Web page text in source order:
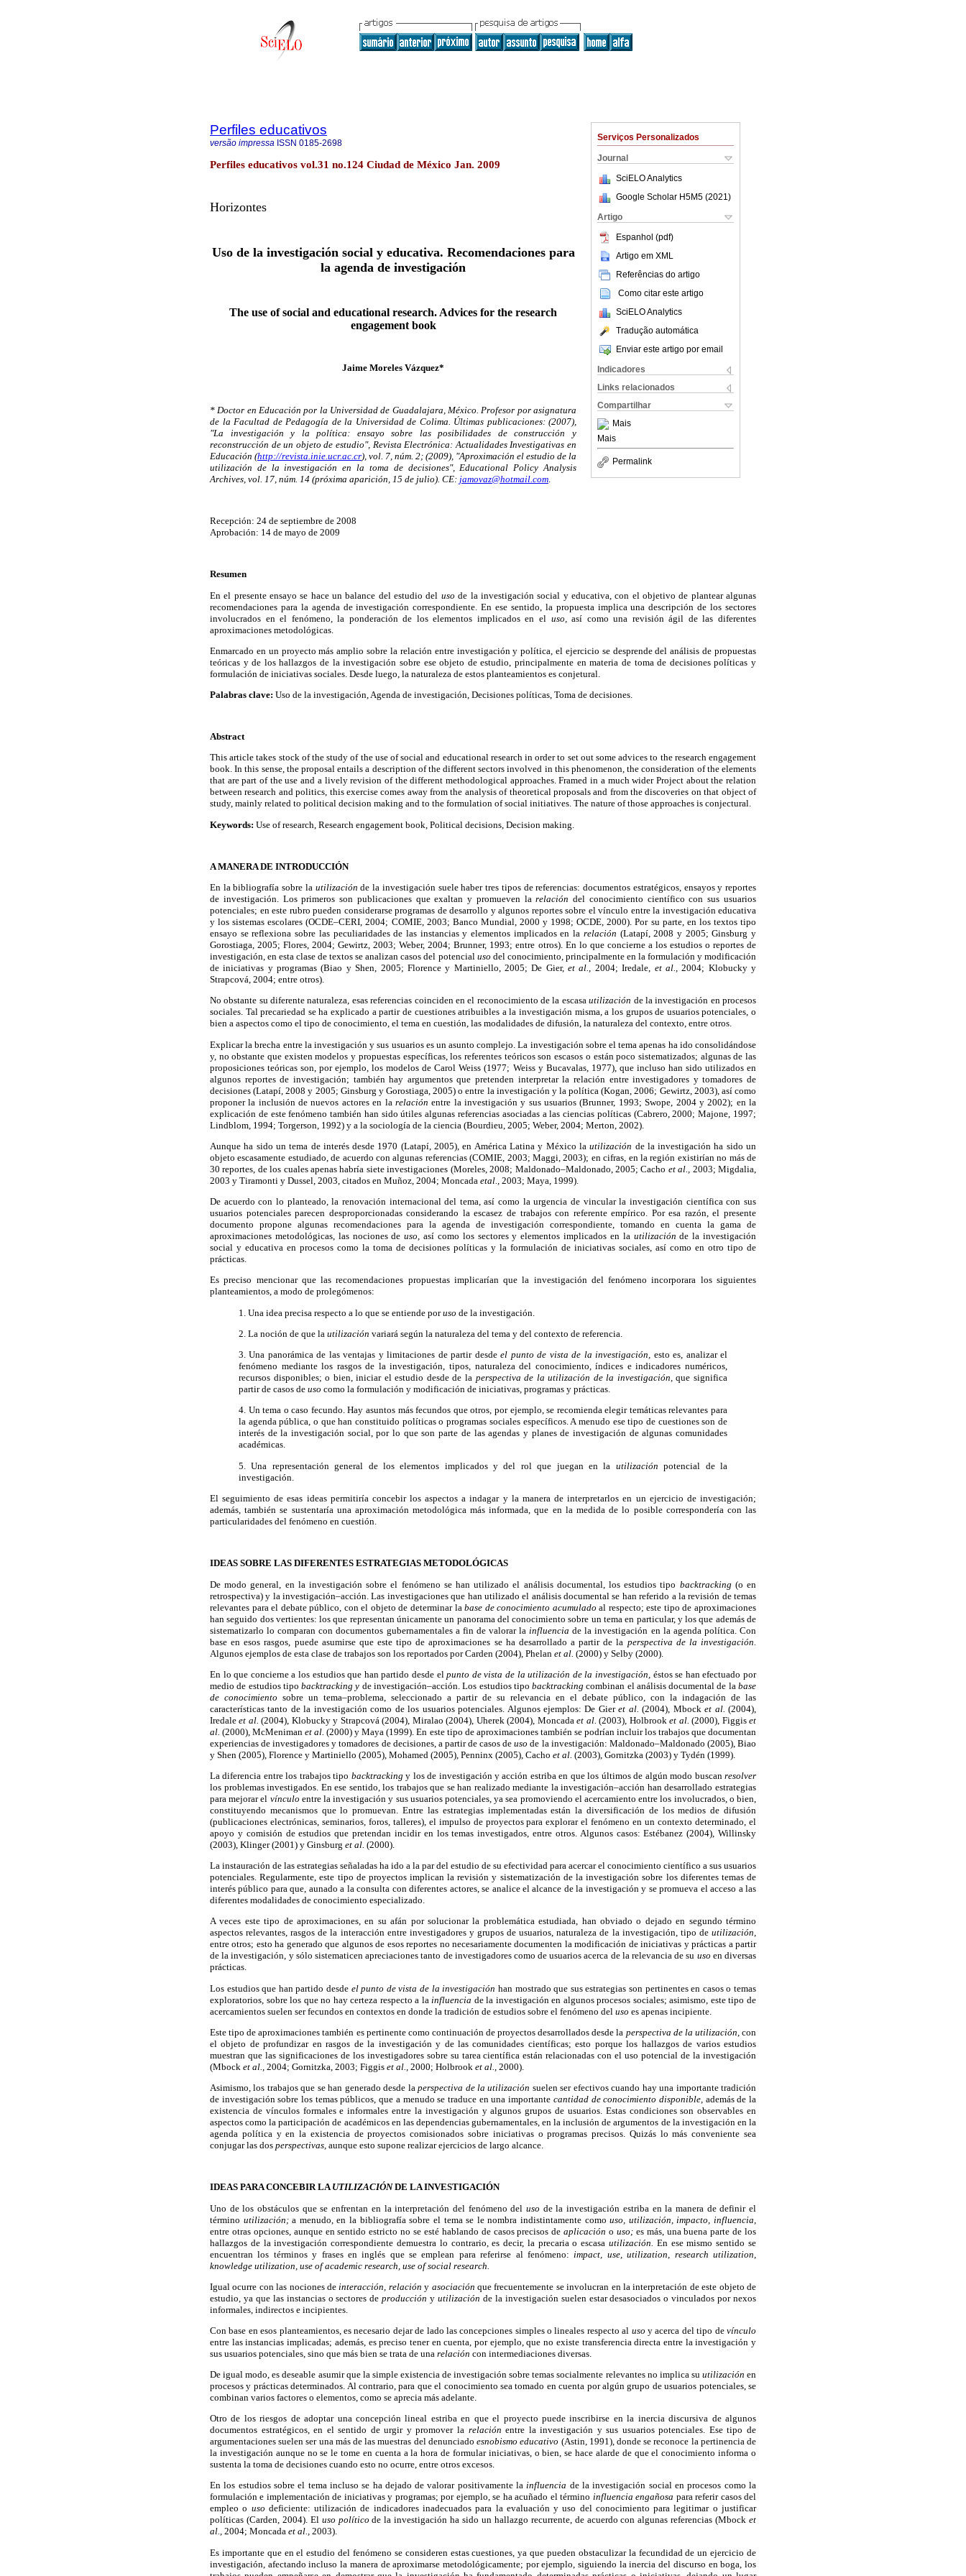
Serviços Personalizados
Journal
SciELO Analytics
Google Scholar H5M5 (2021 )
Artigo
Espanhol (pdf)
Artigo em XML
Referências do artigo
Como citar este artigo
SciELO Analytics
Tradução automática
Enviar este artigo por email
Indicadores
Links relacionados
Compartilhar
Mais
Mais
Permalink
Perfiles educativos
versão impressa ISSN 0185-2698
Perfiles educativos vol.31 no.124 Ciudad de México Jan. 2009
Horizontes
Uso de la investigación social y educativa. Recomendaciones para
la agenda de investigación
The use of social and educational research. Advices for the research
engagement book
Jaime Moreles Vázquez*
* Doctor en Educación por la Universidad de Guadalajara, México. Profesor por asignatura
de la Facultad de Pedagogía de la Universidad de Colima. Últimas publicaciones: (2007),
"La investigación y la política: ensayo sobre las posibilidades de construcción y
reconstrucción de un objeto de estudio", Revista Electrónica: Actualidades Investigativas en
Educación (http://revista.inie.ucr.ac.cr), vol. 7, núm. 2; (2009), "Aproximación el estudio de la
utilización de la investigación en la toma de decisiones", Educational Policy Analysis
Archives, vol. 17, núm. 14 (próxima aparición, 15 de julio). CE: jamovaz@hotmail.com
Recepción: 24 de septiembre de 2008
Aprobación: 14 de mayo de 2009
Resumen
En el presente ensayo se hace un balance del estudio del usode la investigación social y educativa, con el objetivo de plantear algunas
recomendaciones para la agenda de investigación correspondiente. En ese sentido, la propuesta implica una descripción de los sectores
involucrados en el fenómeno, la ponderación de los elementos implicados en el uso,así como una revisión ágil de las diferentes
aproximaciones metodológicas.
Enmarcado en un proyecto más amplio sobre la relación entre investigación y política, el ejercicio se desprende del análisis de propuestas
teóricas y de los hallazgos de la investigación sobre ese objeto de estudio, principalmente en materia de toma de decisiones políticas y
formulación de iniciativas sociales. Desde luego, la naturaleza de estos planteamientos es conjetural.
Palabras clave: Uso de la investigación, Agenda de investigación, Decisiones políticas, Toma de decisiones.
Abstract
This article takes stock of the study of the use of social and educational research in order to set out some advices to the research engagement
book. In this sense, the proposal entails a description of the different sectors involved in this phenomenon, the consideration of the elements
that are part of the use and a lively revision of the different methodological approaches. Framed in a much wider Project about the relation
between research and politics, this exercise comes away from the analysis of theoretical proposals and from the discoveries on that object of
study, mainly related to political decision making and to the formulation of social initiatives. The nature of those approaches is conjectural.
Keywords: Use of research, Research engagement book, Political decisions, Decision making.
A MANERA DE INTRODUCCIÓN
En la bibliografía sobre la utilizaciónde la investigación suele haber tres tipos de referencias: documentos estratégicos, ensayos y reportes
de investigación. Los primeros son publicaciones que exaltan y promueven larelacióndel conocimiento científico con sus usuarios
potenciales; en este rubro pueden considerarse programas de desarrollo y algunos reportes sobre el vínculo entre la investigación educativa
y los sistemas escolares (OCDE–CERI, 2004; COMIE, 2003; Banco Mundial, 2000 y 1998; OCDE, 2000). Por su parte, en los textos tipo
ensayo se reflexiona sobre las peculiaridades de las instancias y elementos implicados en la relación (Latapí, 2008 y 2005; Ginsburg y
Gorostiaga, 2005; Flores, 2004; Gewirtz, 2003; Weber, 2004; Brunner, 1993; entre otros). En lo que concierne a los estudios o reportes de
investigación, en esta clase de textos se analizan casos del potencial uso del conocimiento, principalmente en la formulación y modificación
de iniciativas y programas (Biao y Shen, 2005; Florence y Martiniello, 2005; De Gier,et al., 2004; Iredale, et al.,2004; Klobucky y
Strapcová, 2004; entre otros).
No obstante su diferente naturaleza, esas referencias coinciden en el reconocimiento de la escasautilización de la investigación en procesos
sociales. Tal precariedad se ha explicado a partir de cuestiones atribuibles a la investigación misma, a los grupos de usuarios potenciales, o
bien a aspectos como el tipo de conocimiento, el tema en cuestión, las modalidades de difusión, la naturaleza del contexto, entre otros.
Explicar la brecha entre la investigación y sus usuarios es un asunto complejo. La investigación sobre el tema apenas ha ido consolidándose
y, no obstante que existen modelos y propuestas específicas, los referentes teóricos son escasos o están poco sistematizados; algunas de las
proposiciones teóricas son, por ejemplo, los modelos de Carol Weiss (1977; Weiss y Bucavalas, 1977), que incluso han sido utilizados en
algunos reportes de investigación; también hay argumentos que pretenden interpretar la relación entre investigadores y tomadores de
decisiones (Latapí, 2008 y 2005; Ginsburg y Gorostiaga, 2005) o entre la investigación y la política (Kogan, 2006; Gewirtz, 2003), así como
proponer la inclusión de nuevos actores en la relaciónentre la investigación y sus usuarios (Brunner, 1993; Swope, 2004 y 2002); en la
explicación de este fenómeno también han sido útiles algunas referencias asociadas a las ciencias políticas (Cabrero, 2000; Majone, 1997;
Lindblom, 1994; Torgerson, 1992) y a la sociología de la ciencia (Bourdieu, 2005; Weber, 2004; Merton, 2002).
Aunque ha sido un tema de interés desde 1970 (Latapí, 2005), en América Latina y México lautilización de la investigación ha sido un
objeto escasamente estudiado, de acuerdo con algunas referencias (COMIE, 2003; Maggi, 2003); en cifras, en la región existirían no más de
30 reportes, de los cuales apenas habría siete investigaciones (Moreles, 2008; Maldonado–Maldonado, 2005; Cacho et al., 2003; Migdalia,
2003 y Tiramonti y Dussel, 2003, citados en Muñoz, 2004; Moncada etal., 2003; Maya, 1999).
De acuerdo con lo planteado, la renovación internacional del tema, así como la urgencia de vincular la investigación científica con sus
usuarios potenciales parecen desproporcionadas considerando la escasez de trabajos con referente empírico. Por esa razón, el presente
documento propone algunas recomendaciones para la agenda de investigación correspondiente, tomando en cuenta la gama de
aproximaciones metodológicas, las nociones deuso,así como los sectores y elementos implicados en la utilizaciónde la investigación
social y educativa en procesos como la toma de decisiones políticas y la formulación de iniciativas sociales, así como en otro tipo de
prácticas.
Es preciso mencionar que las recomendaciones propuestas implicarían que la investigación del fenómeno incorporara los siguientes
planteamientos, a modo de prolegómenos:
1. Una idea precisa respecto a lo que se entiende poruso de la investigación.
2. La noción de que la utilización variará según la naturaleza del tema y del contexto de referencia.
3. Una panorámica de las ventajas y limitaciones de partir desdeel punto de vista de la investigación, esto es, analizar el
fenómeno mediante los rasgos de la investigación, tipos, naturaleza del conocimiento, índices e indicadores numéricos,
recursos disponibles; o bien, iniciar el estudio desde de la perspectiva de la utilización de la investigación,que significa
partir de casos de uso como la formulación y modificación de iniciativas, programas y prácticas.
4. Un tema o caso fecundo. Hay asuntos más fecundos que otros, por ejemplo, se recomienda elegir temáticas relevantes para
la agenda pública, o que han constituido políticas o programas sociales específicos. A menudo ese tipo de cuestiones son de
interés de la investigación social, por lo que son parte de las agendas y planes de investigación de algunas comunidades
académicas.
5. Una representación general de los elementos implicados y del rol que juegan en la utilizaciónpotencial de la
investigación.
El seguimiento de esas ideas permitiría concebir los aspectos a indagar y la manera de interpretarlos en un ejercicio de investigación;
además, también se sustentaría una aproximación metodológica más informada, que en la medida de lo posible correspondería con las
particularidades del fenómeno en cuestión.
IDEAS SOBRE LAS DIFERENTES ESTRATEGIAS METODOLÓGICAS
De modo general, en la investigación sobre el fenómeno se han utilizado el análisis documental, los estudios tipo backtracking (o en
retrospectiva) y la investigación–acción. Las investigaciones que han utilizado el análisis documental se han referido a la revisión de temas
relevantes para el debate público, con el objeto de determinar labase de conocimiento acumuladoal respecto; este tipo de aproximaciones
han seguido dos vertientes: los que representan únicamente un panorama del conocimiento sobre un tema en particular, y los que además de
sistematizarlo lo comparan con documentos gubernamentales a fin de valorar la influenciade la investigación en la agenda política. Con
base en esos rasgos, puede asumirse que este tipo de aproximaciones se ha desarrollado a partir de la perspectiva de la investigación.
Algunos ejemplos de esta clase de trabajos son los reportados por Carden (2004), Phelan et al. (2000) y Selby (2000).
En lo que concierne a los estudios que han partido desde elpunto de vista de la utilización de la investigación, éstos se han efectuado por
medio de estudios tipobacktracking y de investigación–acción. Los estudios tipobacktrackingcombinan el análisis documental de labase
de conocimiento sobre un tema–problema, seleccionado a partir de su relevancia en el debate público, con la indagación de las
características tanto de la investigación como de los usuarios potenciales. Algunos ejemplos: De Gieret al.(2004), Mbocket al.(2004),
Iredaleet al.(2004), Klobucky y Strapcová (2004), Miralao (2004), Uherek (2004), Moncadaet al.(2003), Holbrooket al.(2000), Figgiset
al.(2000), McMenimanet al.(2000) y Maya (1999). En este tipo de aproximaciones también se podrían incluir los trabajos que documentan
experiencias de investigadores y tomadores de decisiones, a partir de casos deusode la investigación: Maldonado–Maldonado (2005), Biao
y Shen (2005), Florence y Martiniello (2005), Mohamed (2005), Penninx (2005), Cacho et al. (2003), Gornitzka (2003) y Tydén (1999).
La diferencia entre los trabajos tipo backtrackingy los de investigación y acción estriba en que los últimos de algún modo buscanresolver
los problemas investigados. En ese sentido, los trabajos que se han realizado mediante la investigación–acción han desarrollado estrategias
para mejorar el vínculo entre la investigación y sus usuarios potenciales, ya sea promoviendo el acercamiento entre los involucrados, o bien,
constituyendo mecanismos que lo promuevan. Entre las estrategias implementadas están la diversificación de los medios de difusión
(publicaciones electrónicas, seminarios, foros, talleres), el impulso de proyectos para explorar el fenómeno en un contexto determinado, el
apoyo y comisión de estudios que pretendan incidir en los temas investigados, entre otros. Algunos casos: Estébanez (2004), Willinsky
(2003), Klinger (2001) y Ginsburg et al. (2000).
La instauración de las estrategias señaladas ha ido a la par del estudio de su efectividad para acercar el conocimiento científico a sus usuarios
potenciales. Regularmente, este tipo de proyectos implican la revisión y sistematización de la investigación sobre los diferentes temas de
interés público para que, aunado a la consulta con diferentes actores, se analice el alcance de la investigación y se promueva el acceso a las
diferentes modalidades de conocimiento especializado.
A veces este tipo de aproximaciones, en su afán por solucionar la problemática estudiada, han obviado o dejado en segundo término
aspectos relevantes, rasgos de la interacción entre investigadores y grupos de usuarios, naturaleza de la investigación, tipo de utilización,
entre otros; esto ha generado que algunos de esos reportes no necesariamente documenten la modificación de iniciativas y prácticas a partir
de la investigación, y sólo sistematicen apreciaciones tanto de investigadores como de usuarios acerca de la relevancia de su uso en diversas
prácticas.
Los estudios que han partido desde el punto de vista de la investigación han mostrado que sus estrategias son pertinentes en casos o temas
exploratorios, sobre los que no hay certeza respecto a la influencia de la investigación en algunos procesos sociales; asimismo, este tipo de
acercamientos suelen ser fecundos en contextos en donde la tradición de estudios sobre el fenómeno del uso es apenas incipiente.
Este tipo de aproximaciones también es pertinente como continuación de proyectos desarrollados desde la perspectiva de la utilización,con
el objeto de profundizar en rasgos de la investigación y de las comunidades científicas; esto porque los hallazgos de varios estudios
muestran que las significaciones de los investigadores sobre su tarea científica están relacionadas con el uso potencial de la investigación
(Mbock et al., 2004; Gornitzka, 2003; Figgis et al., 2000; Holbrook et al., 2000).
Asimismo, los trabajos que se han generado desde laperspectiva de la utilización suelen ser efectivos cuando hay una importante tradición
de investigación sobre los temas públicos, que a menudo se traduce en una importante cantidad de conocimiento disponible, además de la
existencia de vínculos formales e informales entre la investigación y algunos grupos de usuarios. Estas condiciones son observables en
aspectos como la participación de académicos en las dependencias gubernamentales, en la inclusión de argumentos de la investigación en la
agenda política y en la existencia de proyectos comisionados sobre iniciativas o programas precisos. Quizás lo más conveniente sea
conjugar las dos perspectivas, aunque esto supone realizar ejercicios de largo alcance.
IDEAS PARA CONCEBIR LAUTILIZACIÓNDE LA INVESTIGACIÓN
Uno de los obstáculos que se enfrentan en la interpretación del fenómeno deluso de la investigación estriba en la manera de definir el
término utilización;a menudo, en la bibliografía sobre el tema se le nombra indistintamente comouso, utilización, impacto, influencia,
entre otras opciones, aunque en sentido estricto no se esté hablando de casos precisos deaplicación o uso; es más, una buena parte de los
hallazgos de la investigación correspondiente demuestra lo contrario, es decir, la precaria o escasautilización. En ese mismo sentido se
encuentran los términos y frases en inglés que se emplean para referirse al fenómeno: impact, use, utilization, research utilization,
knowledge utilization, use of academic research, use of social research.
Igual ocurre con las nociones de interacción, relacióny asociaciónque frecuentemente se involucran en la interpretación de este objeto de
estudio, ya que las instancias o sectores deproducciónyutilización de la investigación suelen estar desasociados o vinculados por nexos
informales, indirectos e incipientes.
Con base en esos planteamientos, es necesario dejar de lado las concepciones simples o lineales respecto al usoy acerca del tipo devínculo
entre las instancias implicadas; además, es preciso tener en cuenta, por ejemplo, que no existe transferencia directa entre la investigación y
sus usuarios potenciales, sino que más bien se trata de una relación con intermediaciones diversas.
De igual modo, es deseable asumir que la simple existencia de investigación sobre temas socialmente relevantes no implica su utilizaciónen
procesos y prácticas determinados. Al contrario, para que el conocimiento sea tomado en cuenta por algún grupo de usuarios potenciales, se
combinan varios factores o elementos, como se aprecia más adelante.
Otro de los riesgos de adoptar una concepción lineal estriba en que el proyecto puede inscribirse en la inercia discursiva de algunos
documentos estratégicos, en el sentido de urgir y promover la relaciónentre la investigación y sus usuarios potenciales. Ese tipo de
argumentaciones suelen ser una más de las muestras del denunciadoesnobismo educativo (Astin, 1991), donde se reconoce la pertinencia de
la investigación aunque no se le tome en cuenta a la hora de formular iniciativas, o bien, se hace alarde de que el conocimiento informa o
sustenta la toma de decisiones cuando esto no ocurre, entre otros excesos.
En los estudios sobre el tema incluso se ha dejado de valorar positivamente lainfluencia de la investigación social en procesos como la
formulación e implementación de iniciativas y programas; por ejemplo, se ha acuñado el término influencia engañosa para referir casos del
empleo o uso deficiente: utilización de indicadores inadecuados para la evaluación y uso del conocimiento para legitimar o justificar
políticas (Carden, 2004). El uso políticode la investigación ha sido un hallazgo recurrente, de acuerdo con algunas referencias (Mbocket
al., 2004; Moncada et al., 2003).
Es importante que en el estudio del fenómeno se consideren estas cuestiones, ya que pueden obstaculizar la fecundidad de un ejercicio de
investigación, afectando incluso la manera de aproximarse metodológicamente; por ejemplo, siguiendo la inercia del discurso en boga, los